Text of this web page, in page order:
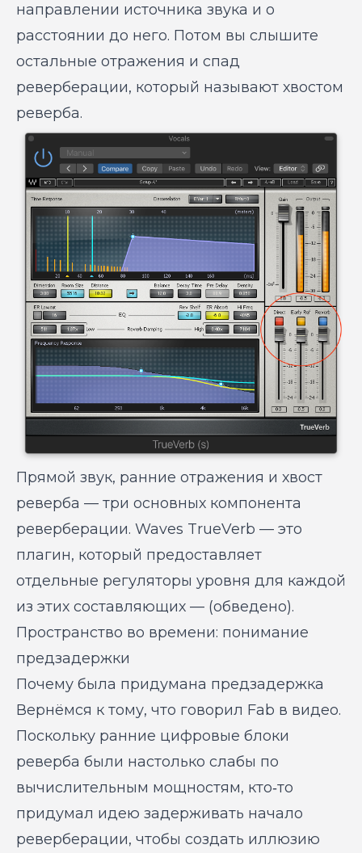
направлении источника звука и о
расстоянии до него. Потом вы слышите
остальные отражения и спад
реверберации, который называют хвостом
реверба.
Прямой звук, ранние отражения и хвост
реверба — три основных компонента
реверберации. Waves TrueVerb — это
плагин, который предоставляет
отдельные регуляторы уровня для каждой
из этих составляющих — (обведено).
Пространство во времени: понимание
предзадержки
Почему была придумана предзадержка
Вернёмся к тому, что говорил Fab в видео.
Поскольку ранние цифровые блоки
реверба были настолько слабы по
вычислительным мощностям, кто‑то
придумал идею задерживать начало
реверберации, чтобы создать иллюзию